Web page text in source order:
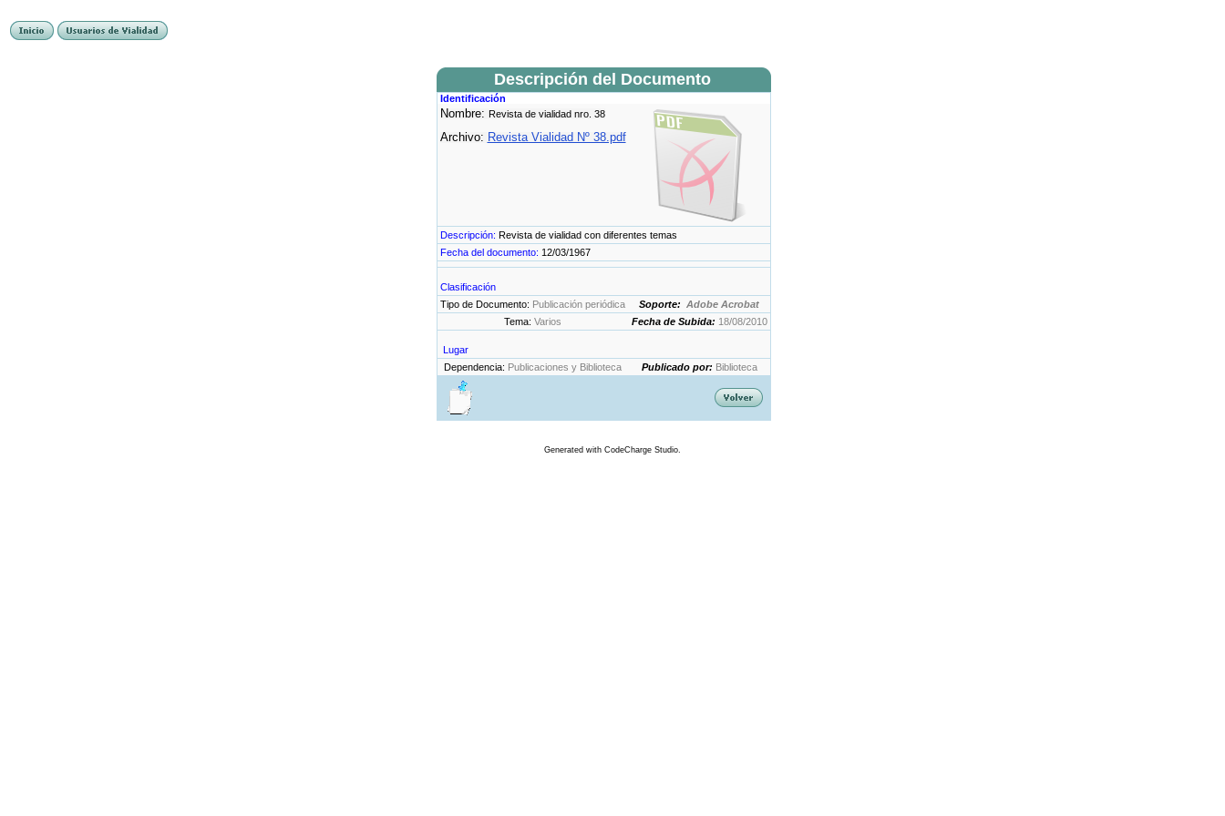
Descripción del Documento
Identificación
Nombre: Revista de vialidad nro. 38
Archivo: Revista Vialidad Nº 38.pdf
Descripción: Revista de vialidad con diferentes temas
Fecha del documento: 12/03/1967
Clasificación
Tipo de Documento: Publicación periódica Soporte: Adobe Acrobat
Tema: Varios Fecha de Subida: 18/08/2010
Lugar
Dependencia: Publicaciones y Biblioteca Publicado por: Biblioteca
Generated with CodeCharge Studio.